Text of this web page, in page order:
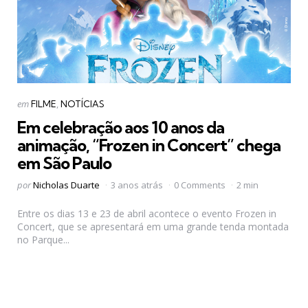
Categorias
Postado
emFILME NOTÍCIAS
Em celebração aos 10 anos da
animação, “Frozen in Concert” chega
em São Paulo
Postado
porNicholas Duarte 3 anos atrás 0 Comments 2 min
Entre os dias 13 e 23 de abril acontece o evento Frozen in
Concert, que se apresentará em uma grande tenda montada
no Parque...